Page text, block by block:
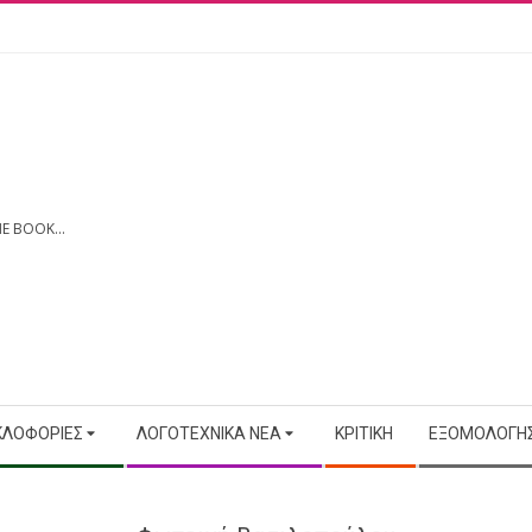
BOOK...
ΛΟΓΟΤΕΧΝΙΚΆ ΝΈΑ ΚΡΙΤΙΚΉ